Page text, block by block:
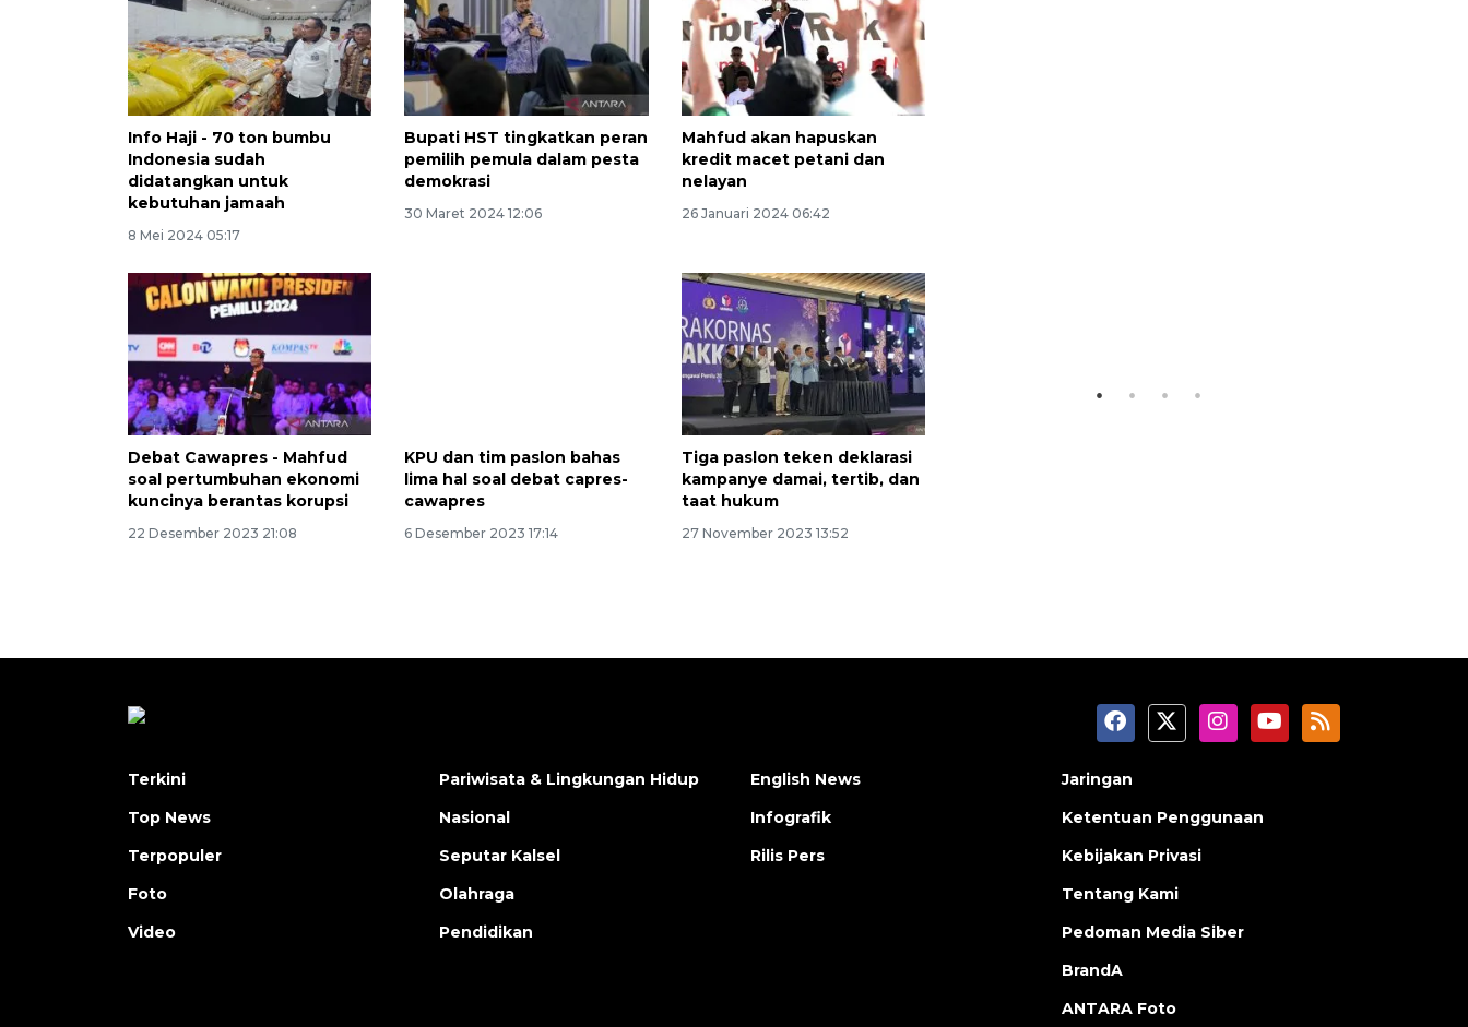
Info Haji - 70 ton bumbu
Indonesia sudah
didatangkan untuk
kebutuhan jamaah
8 Mei 2024 05:17
Bupati HST tingkatkan peran
pemilih pemula dalam pesta
demokrasi
30 Maret 2024 12:06
Mahfud akan hapuskan
kredit macet petani dan
nelayan
26 Januari 2024 06:42
Debat Cawapres - Mahfud
soal pertumbuhan ekonomi
kuncinya berantas korupsi
22 Desember 2023 21:08
KPU dan tim paslon bahas
lima hal soal debat capres-
cawapres
6 Desember 2023 17:14
Tiga paslon teken deklarasi
kampanye damai, tertib, dan
taat hukum
27 November 2023 13:52
Memberantas kejahatan
jalanan Jakarta
2026-08-05 18:00:00
Terkini
Top News
Terpopuler
Foto
Video
Pariwisata & Lingkungan Hidup
Nasional
Seputar Kalsel
Olahraga
Pendidikan
English News
Infografik
Rilis Pers
Jaringan
Ketentuan Penggunaan
Kebijakan Privasi
Tentang Kami
Pedoman Media Siber
BrandA
ANTARA Foto